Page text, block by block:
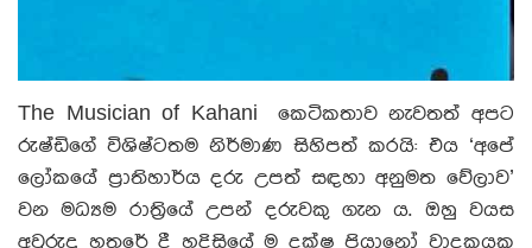
The Musician of Kahani කෙටිකතාව නැවතත් අපට
රුෂ්ඩිගේ විශිෂ්ටතම නිර්මාණ සිහිපත් කරයි: එය ‘අපේ
ලෝකයේ ප්‍රාතිහාර්ය දරු උපත් සඳහා අනුමත වේලාව’
වන මධ්‍යම රාත්‍රියේ උපන් දරුවකු ගැන ය. ඔහු වයස
අවුරුදු හතරේ දී හදිසියේ ම දක්ෂ පියානෝ වාදකයකු